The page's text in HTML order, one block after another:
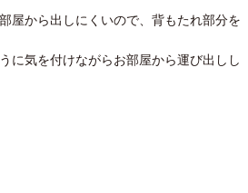
屋から出しにくいので、背もたれ部分を
に気を付けながらお部屋から運び出しし